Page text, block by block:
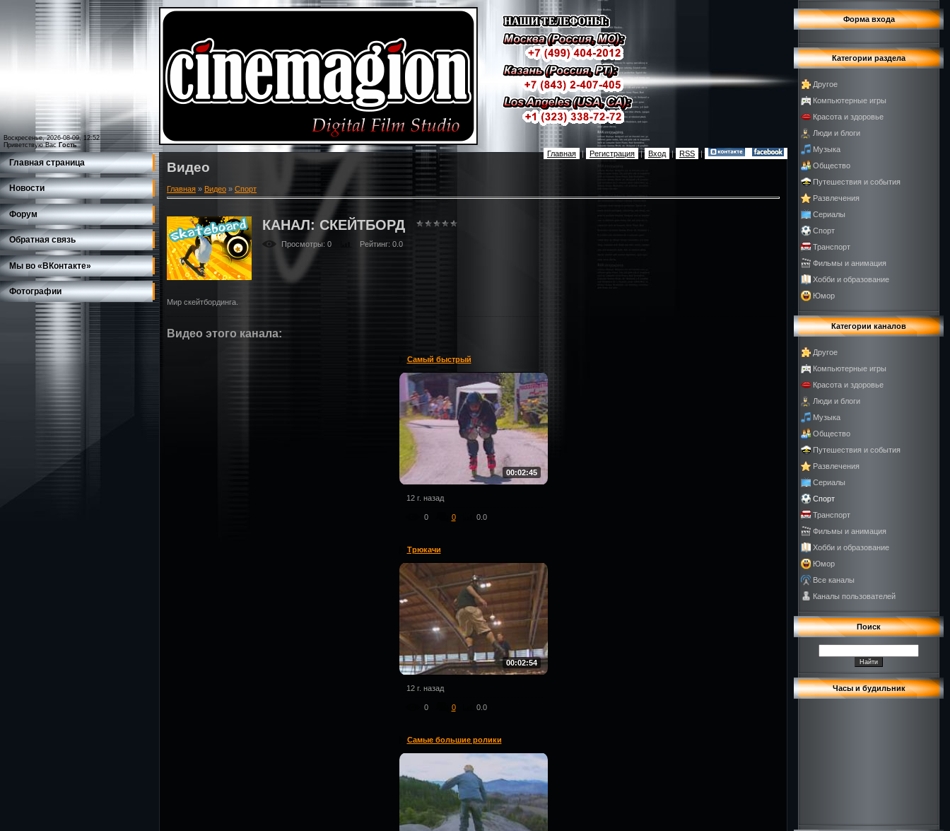
Воскресенье, 2026-08-09, 12:52
Приветствую Вас Гость
Главная | Регистрация | Вход | RSS |
Главная страница
Новости
Форум
Обратная связь
Мы во «ВКонтакте»
Фотографии
Видео
Главная » Видео » Спорт
КАНАЛ: СКЕЙТБОРД
Просмотры: 0 Рейтинг: 0.0
Мир скейтбординга.
Видео этого канала:
Самый быстрый
00:02:45
12 г. назад
0 0 0.0
Трюкачи
00:02:54
12 г. назад
0 0 0.0
Самые большие ролики
Форма входа
Категории раздела
Другое
Компьютерные игры
Красота и здоровье
Люди и блоги
Музыка
Общество
Путешествия и события
Развлечения
Сериалы
Спорт
Транспорт
Фильмы и анимация
Хобби и образование
Юмор
Категории каналов
Другое
Компьютерные игры
Красота и здоровье
Люди и блоги
Музыка
Общество
Путешествия и события
Развлечения
Сериалы
Спорт
Транспорт
Фильмы и анимация
Хобби и образование
Юмор
Все каналы
Каналы пользователей
Поиск
Часы и будильник